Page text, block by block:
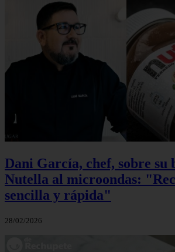
Dani García, chef, sobre su
Nutella al microondas:
sencilla y rápida"
28/02/2026